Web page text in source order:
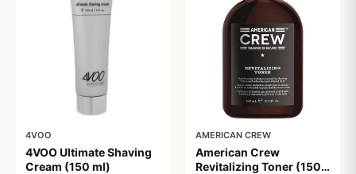
4VOO
4VOO Ultimate Shaving
Cream (150 ml)
AMERICAN CREW
American Crew
Revitalizing Toner (150